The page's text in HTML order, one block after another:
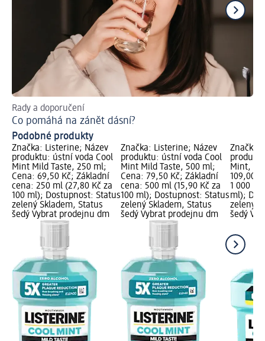
Rady a doporučení
Co pomáhá na zánět dásní?
Podobné produkty
Značka: Listerine; Název
produktu: ústní voda Cool
Mint Mild Taste, 250 ml;
Cena: 69,50 Kč; Základní
cena: 250 ml (27,80 Kč za
100 ml); Dostupnost: Status
zelený Skladem, Status
šedý Vybrat prodejnu dm
Značka: Listerine; Název
produktu: ústní voda Cool
Mint Mild Taste, 500 ml;
Cena: 79,50 Kč; Základní
cena: 500 ml (15,90 Kč za
100 ml); Dostupnost: Status
zelený Skladem, Status
šedý Vybrat prodejnu dm
Značka:
Mint, 1
109,00
1 000 ml
ml);
zelený
šedý